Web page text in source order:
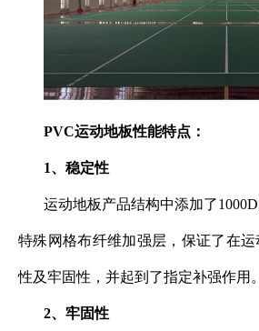
PVC运动地板性能特点：
1、稳定性
运动地板产品结构中添加了
特殊网格布纤维加强层，保证了在
性及牢固性，并起到了指定补强作用。
2、牢固性